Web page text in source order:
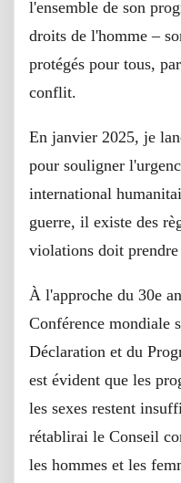
l'ensemble de son
droits de l'homme –
protégés pour tous,
conflit.
En janvier 2025, je
pour souligner
international
guerre, il existe des
violations doit
À l'approche du 30e
Conférence mondiale
Déclaration et du
est évident que les
les sexes restent
rétablirai le Conseil
les hommes et les